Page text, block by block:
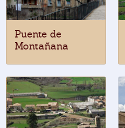
Puente de
Montañana